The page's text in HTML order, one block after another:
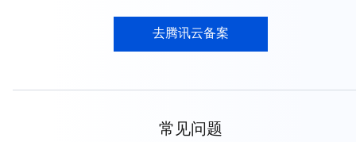
去腾讯云备案
常见问题